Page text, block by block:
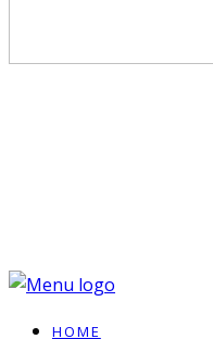
HOME